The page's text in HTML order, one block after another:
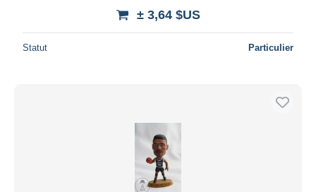
± 3,64 $US
Statut Particulier